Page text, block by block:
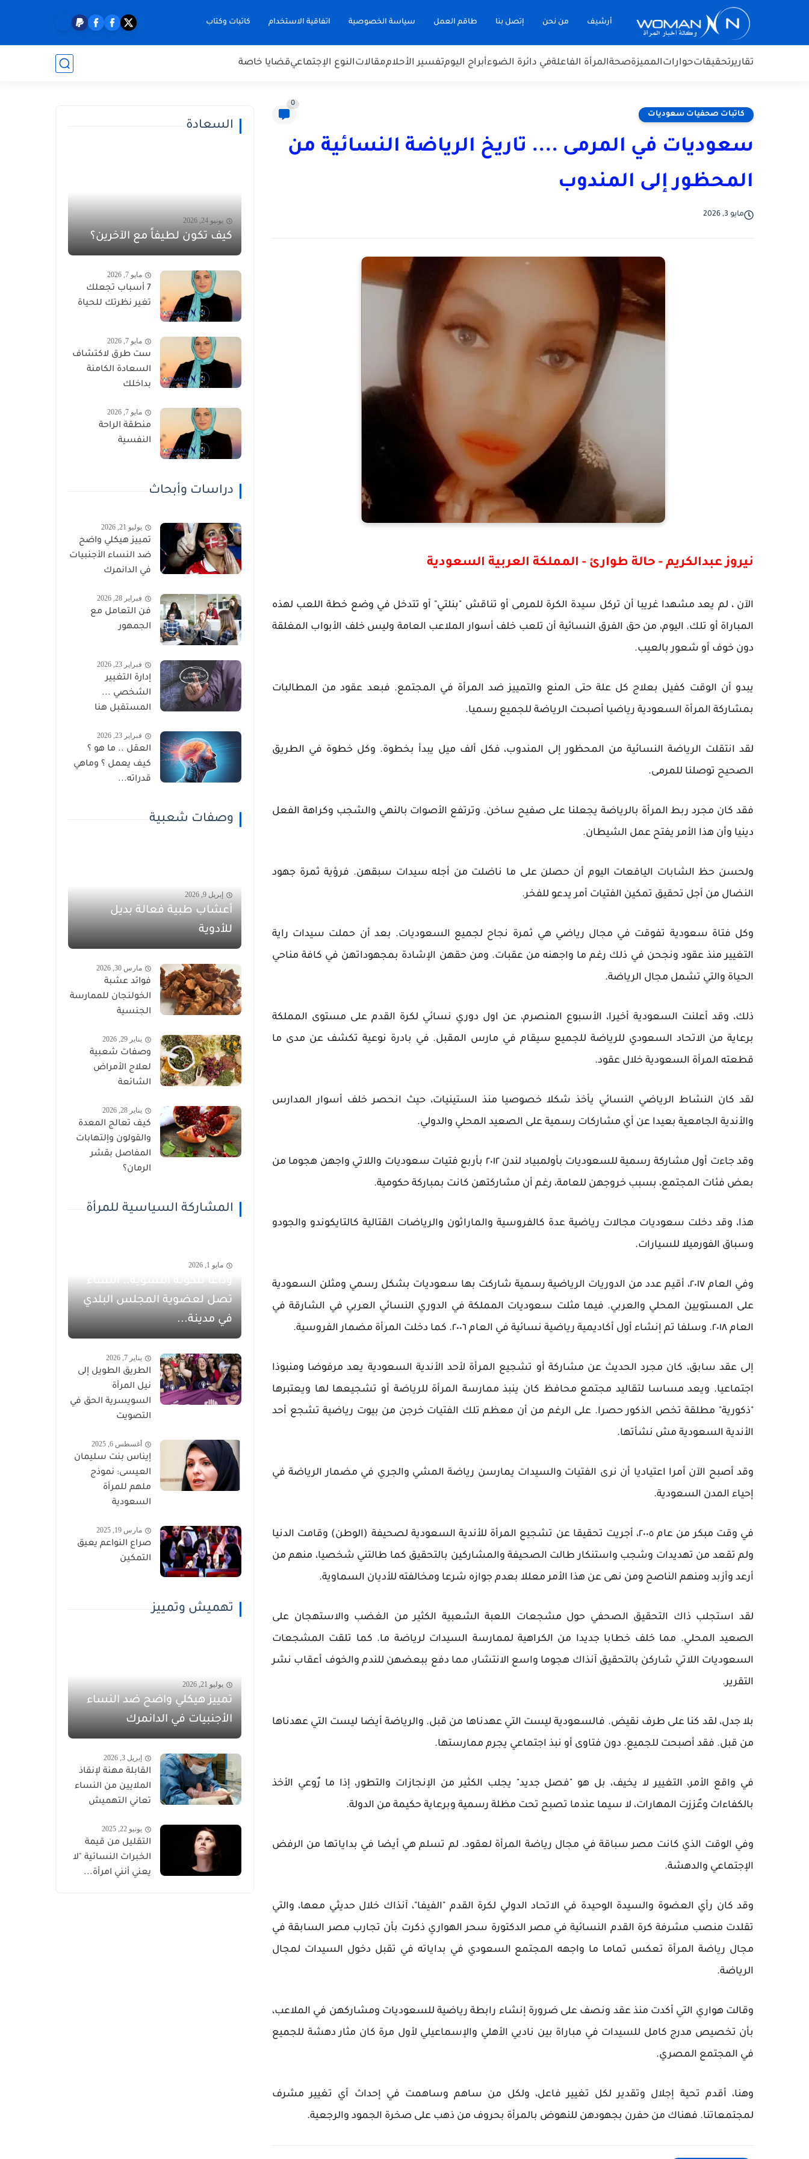
أرشيف من نحن إتصل بنا طاقم العمل سياسة الخصوصية اتفاقية الاستخدام كاتبات وكتاب
تقاريرتحقيقاتحواراتالمميزةصحةالمرأة الفاعلةفي دائرة الضوءأبراج اليومتفسير الأحلاممقالاتالنوع الإجتماعيقضايا خاصة
كاتبات صحفيات سعوديات
0
سعوديات في المرمى .... تاريخ الرياضة النسائية من
المحظور إلى المندوب
مايو 3, 2026
نيروز عبدالكريم - حالة طوارئ - المملكة العربية السعودية
الآن ، لم يعد مشهدا غريبا أن تركل سيدة الكرة للمرمى أو تناقش "بنلتي" أو تتدخل في وضع خطة اللعب لهذه
المباراة أو تلك. اليوم، من حق الفرق النسائية أن تلعب خلف أسوار الملاعب العامة وليس خلف الأبواب المغلقة
دون خوف أو شعور بالعيب.
يبدو أن الوقت كفيل بعلاج كل علة حتى المنع والتمييز ضد المرأة في المجتمع. فبعد عقود من المطالبات
بمشاركة المرأة السعودية رياضيا أصبحت الرياضة للجميع رسميا.
لقد انتقلت الرياضة النسائية من المحظور إلى المندوب، فكل ألف ميل يبدأ بخطوة. وكل خطوة في الطريق
الصحيح توصلنا للمرمى.
فقد كان مجرد ربط المرأة بالرياضة يجعلنا على صفيح ساخن. وترتفع الأصوات بالنهي والشجب وكراهة الفعل
دينيا وأن هذا الأمر يفتح عمل الشيطان.
ولحسن حظ الشابات اليافعات اليوم أن حصلن على ما ناضلت من أجله سيدات سبقهن. فرؤية ثمرة جهود
النضال من أجل تحقيق تمكين الفتيات أمر يدعو للفخر.
وكل فتاة سعودية تفوقت في مجال رياضي هي ثمرة نجاح لجميع السعوديات. بعد أن حملت سيدات راية
التغيير منذ عقود ونجحن في ذلك رغم ما واجهنه من عقبات. ومن حقهن الإشادة بمجهوداتهن في كافة مناحي
الحياة والتي تشمل مجال الرياضة.
ذلك، وقد أعلنت السعودية أخيرا، الأسبوع المنصرم، عن اول دوري نسائي لكرة القدم على مستوى المملكة
برعاية من الاتحاد السعودي للرياضة للجميع سيقام في مارس المقبل. في بادرة نوعية تكشف عن مدى ما
قطعته المرأة السعودية خلال عقود.
لقد كان النشاط الرياضي النسائي يأخذ شكلا خصوصيا منذ الستينيات، حيث انحصر خلف أسوار المدارس
والأندية الجامعية بعيدا عن أي مشاركات رسمية على الصعيد المحلي والدولي.
وقد جاءت أول مشاركة رسمية للسعوديات بأولمبياد لندن ٢٠١٢ بأربع فتيات سعوديات واللاتي واجهن هجوما من
بعض فئات المجتمع، بسبب خروجهن للعامة، رغم أن مشاركتهن كانت بمباركة حكومية.
هذا، وقد دخلت سعوديات مجالات رياضية عدة كالفروسية والماراثون والرياضات القتالية كالتايكوندو والجودو
وسباق الفورميلا للسيارات.
وفي العام ٢٠١٧، أقيم عدد من الدوريات الرياضية رسمية شاركت بها سعوديات بشكل رسمي ومثلن السعودية
على المستويين المحلي والعربي. فيما مثلت سعوديات المملكة في الدوري النسائي العربي في الشارقة في
العام ٢٠١٨. وسلفا تم إنشاء أول أكاديمية رياضية نسائية في العام ٢٠٠٦. كما دخلت المرأة مضمار الفروسية.
إلى عقد سابق، كان مجرد الحديث عن مشاركة أو تشجيع المرأة لأحد الأندية السعودية يعد مرفوضا ومنبوذا
اجتماعيا. ويعد مساسا لتقاليد مجتمع محافظ كان ينبذ ممارسة المرأة للرياضة أو تشجيعها لها ويعتبرها
"ذكورية" مطلقة تخص الذكور حصرا. على الرغم من أن معظم تلك الفتيات خرجن من بيوت رياضية تشجع أحد
الأندية السعودية مش نشأتها.
وقد أصبح الآن أمرا اعتياديا أن نرى الفتيات والسيدات يمارسن رياضة المشي والجري في مضمار الرياضة في
إحياء المدن السعودية.
في وقت مبكر من عام ٢٠٠٥، أجريت تحقيقا عن تشجيع المرأة للأندية السعودية لصحيفة (الوطن) وقامت الدنيا
ولم تقعد من تهديدات وشجب واستنكار طالت الصحيفة والمشاركين بالتحقيق كما طالتني شخصيا، منهم من
أرعد وأزبد ومنهم الناصح ومن نهى عن هذا الأمر معللا بعدم جوازه شرعا ومخالفته للأديان السماوية.
لقد استجلب ذاك التحقيق الصحفي حول مشجعات اللعبة الشعبية الكثير من الغضب والاستهجان على
الصعيد المحلي. مما خلف خطابا جديدا من الكراهية لممارسة السيدات لرياضة ما. كما تلقت المشجعات
السعوديات اللاتي شاركن بالتحقيق آنذاك هجوما واسع الانتشار، مما دفع ببعضهن للندم والخوف أعقاب نشر
التقرير.
بلا جدل، لقد كنا على طرف نقيض. فالسعودية ليست التي عهدناها من قبل. والرياضة أيضا ليست التي عهدناها
من قبل. فقد أصبحت للجميع. دون فتاوى أو نبذ اجتماعي يجرم ممارستها.
في واقع الأمر، التغيير لا يخيف، بل هو "فصل جديد" يجلب الكثير من الإنجازات والتطور، إذا ما رٌوعي الأخذ
بالكفاءات وعٌززت المهارات، لا سيما عندما تصبح تحت مظلة رسمية وبرعاية حكيمة من الدولة.
وفي الوقت الذي كانت مصر سباقة في مجال رياضة المرأة لعقود. لم تسلم هي أيضا في بداياتها من الرفض
الإجتماعي والدهشة.
وقد كان رأي العضوة والسيدة الوحيدة في الاتحاد الدولي لكرة القدم "الفيفا"، آنذاك خلال حديثي معها، والتي
تقلدت منصب مشرفة كرة القدم النسائية في مصر الدكتورة سحر الهواري ذكرت بأن تجارب مصر السابقة في
مجال رياضة المرأة تعكس تماما ما واجهه المجتمع السعودي في بداياته في تقبل دخول السيدات لمجال
الرياضة.
وقالت هواري التي أكدت منذ عقد ونصف على ضرورة إنشاء رابطة رياضية للسعوديات ومشاركهن في الملاعب،
بأن تخصيص مدرج كامل للسيدات في مباراة بين ناديي الأهلي والإسماعيلي لأول مرة كان مثار دهشة للجميع
في المجتمع المصري.
وهنا، أقدم تحية إجلال وتقدير لكل تغيير فاعل، ولكل من ساهم وساهمت في إحداث أي تغيير مشرف
لمجتمعاتنا. فهناك من حفرن بجهودهن للنهوض بالمرأة بحروف من ذهب على صخرة الجمود والرجعية.
السعادة
يونيو 24, 2026
كيف تكون لطيفاً مع الآخرين؟
مايو 7, 2026
7 أسباب تجعلك
تغير نظرتك للحياة
مايو 7, 2026
ست طرق لاكتشاف
السعادة الكامنة
بداخلك
مايو 7, 2026
منطقة الراحة
النفسية
دراسات وأبحاث
يوليو 21, 2026
تمييز هيكلي واضح
ضد النساء الأجنبيات
في الدانمرك
فبراير 28, 2026
فن التعامل مع
الجمهور
فبراير 23, 2026
إدارة التغيير
الشخصي ...
المستقبل هنا
فبراير 23, 2026
العقل .. ما هو ؟
كيف يعمل ؟ وماهي
قدراته...
وصفات شعبية
إبريل 9, 2026
أعشاب طبية فعالة بديل
للأدوية
مارس 30, 2026
فوائد عشبة
الخولنجان للممارسة
الجنسية
يناير 29, 2026
وصفات شعبية
لعلاج الأمراض
الشائعة
يناير 28, 2026
كيف تعالج المعدة
والقولون وإلتهابات
المفاصل بقشر
الرمان؟
المشاركة السياسية للمرأة
مايو 1, 2026
وداعاً للكوتة النسوية.. النساء
تصل لعضوية المجلس البلدي
في مدينة...
يناير 7, 2026
الطريق الطويل إلى
نيل المرأة
السويسرية الحق في
التصويت
أغسطس 6, 2025
إيناس بنت سليمان
العيسى: نموذج
ملهم للمرأة
السعودية
مارس 19, 2025
صراع النواعم يعيق
التمكين
تهميش وتمييز
يوليو 21, 2026
تمييز هيكلي واضح ضد النساء
الأجنبيات في الدانمرك
إبريل 3, 2026
القابلة مهنة لإنقاذ
الملايين من النساء
تعاني التهميش
يونيو 22, 2025
التقليل من قيمة
الخبرات النسائية "لا
يعني أنني امرأة...